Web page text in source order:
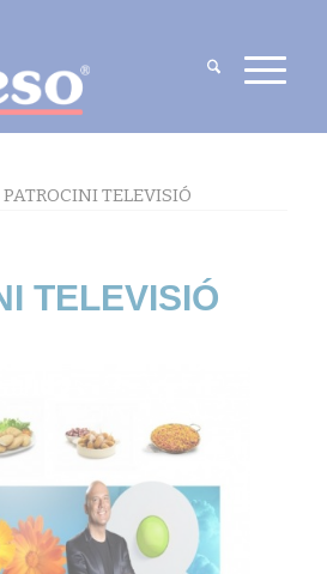
PATROCINI TELEVISIÓ
TELEVISIÓ